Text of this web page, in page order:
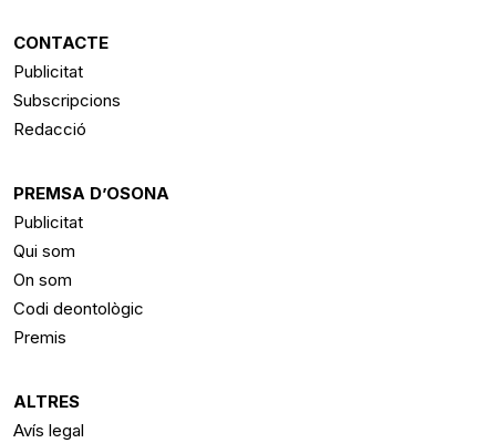
CONTACTE
Publicitat
Subscripcions
Redacció
PREMSA D’OSONA
Publicitat
Qui som
On som
Codi deontològic
Premis
ALTRES
Avís legal